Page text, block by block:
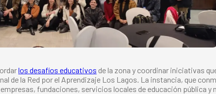
los desafíos educativos de la zona y coordinar iniciativas
de la Red por el Aprendizaje Los Lagos. La instancia, que
fundaciones, servicios locales de educación pública y